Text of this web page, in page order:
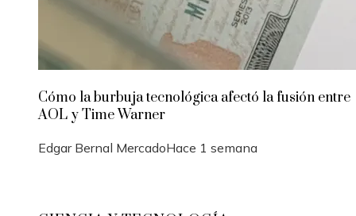
Cómo la burbuja tecnológica afectó la fusión entre
AOL y Time Warner
Edgar Bernal MercadoHace 1 semana